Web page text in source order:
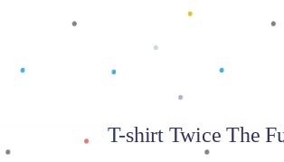
T-shirt Twice The